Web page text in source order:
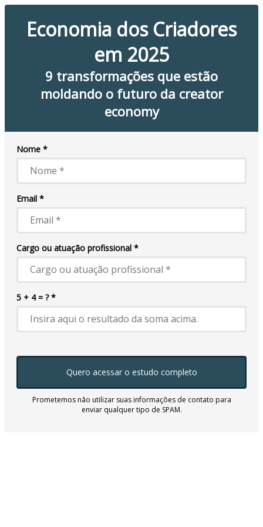
Economia dos Criadores
em 2025
9 transformações que estão
moldando o futuro da creator
economy
Nome *
Email *
Cargo ou atuação profissional *
5 + 4 = ? *
Quero acessar o estudo completo
Prometemos não utilizar suas informações de contato para
enviar qualquer tipo de SPAM.